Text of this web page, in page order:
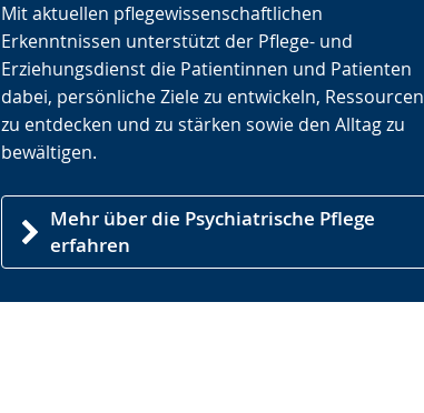
Mit aktuellen pflegewissenschaftlichen
Erkenntnissen unterstützt der Pflege- und
Erziehungsdienst die Patientinnen und Patienten
dabei, persönliche Ziele zu entwickeln, Ressourcen
zu entdecken und zu stärken sowie den Alltag zu
bewältigen.
Mehr über die Psychiatrische Pflege
erfahren